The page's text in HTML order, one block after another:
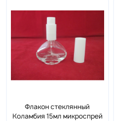
Флакон стеклянный
Коламбия 15мл микроспрей